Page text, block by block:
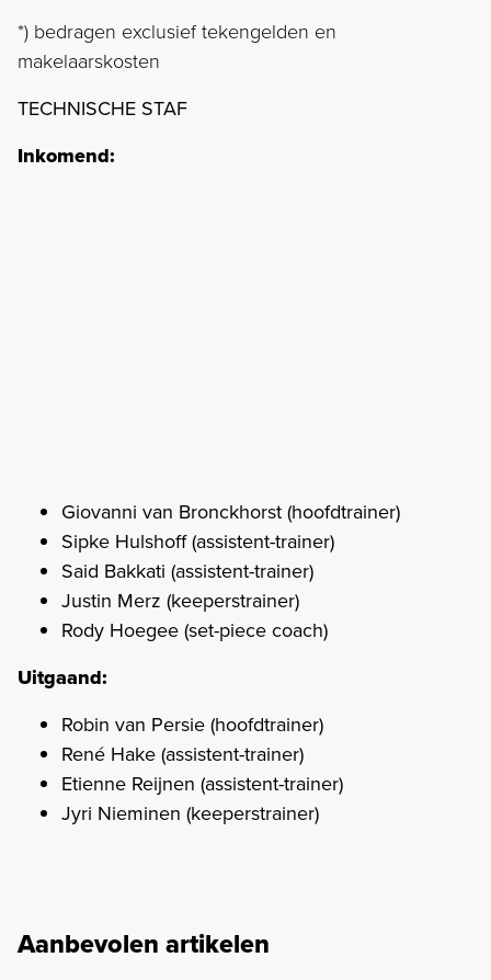
*) bedragen exclusief tekengelden en
makelaarskosten
TECHNISCHE STAF
Inkomend:
Giovanni van Bronckhorst (hoofdtrainer)
Sipke Hulshoff (assistent-trainer)
Said Bakkati (assistent-trainer)
Justin Merz (keeperstrainer)
Rody Hoegee (set-piece coach)
Uitgaand:
Robin van Persie (hoofdtrainer)
René Hake (assistent-trainer)
Etienne Reijnen (assistent-trainer)
Jyri Nieminen (keeperstrainer)
Aanbevolen artikelen